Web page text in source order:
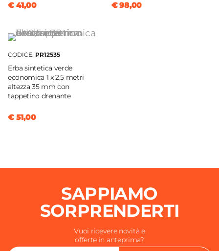
€ 41,00 € 98,00
CODICE: PR12535
Erba sintetica verde
economica 1 x 2,5 metri
altezza 35 mm con
tappetino drenante
€ 51,00
SAPPIAMO
SORPRENDERTI
Vuoi ricevere novità e
offerte in anteprima?